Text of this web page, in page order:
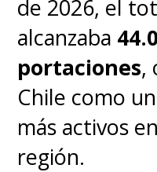
de 2026, el
alcanzaba
portaciones,
Chile como
más activos
región.